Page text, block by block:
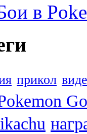
в
прикол
Go